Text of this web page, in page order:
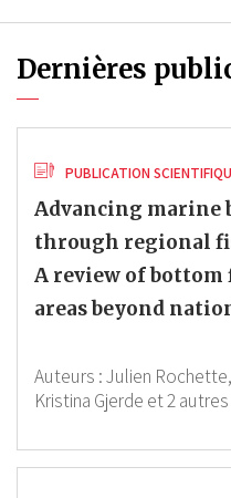
Dernières
PUBLICATION
Advancing
through regional
A review of
areas beyond
Auteurs :Julien Rochette,
Kristina Gjerde et 2